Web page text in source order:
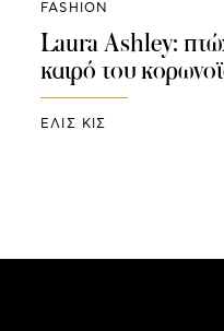
FASHION
Laura Ashley:
καιρό του
ΕΛΙΣ ΚΙΣ